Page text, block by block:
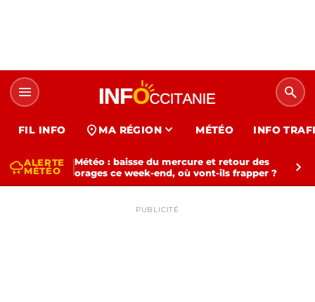
menu search
FIL INFO location_on MA RÉGION expand_more MÉTÉO INFO
thunderstormALERTE
MÉTÉO
Météo : baisse du mercure et retour des
orages ce week-end, où vont-ils frapper ?
chevron_right
PUBLICITÉ